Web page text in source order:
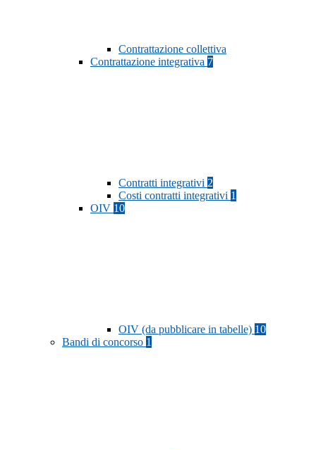
Contrattazione collettiva
Contrattazione integrativa 7
Contratti integrativi 2
Costi contratti integrativi 1
OIV 10
OIV (da pubblicare in tabelle) 10
Bandi di concorso 1